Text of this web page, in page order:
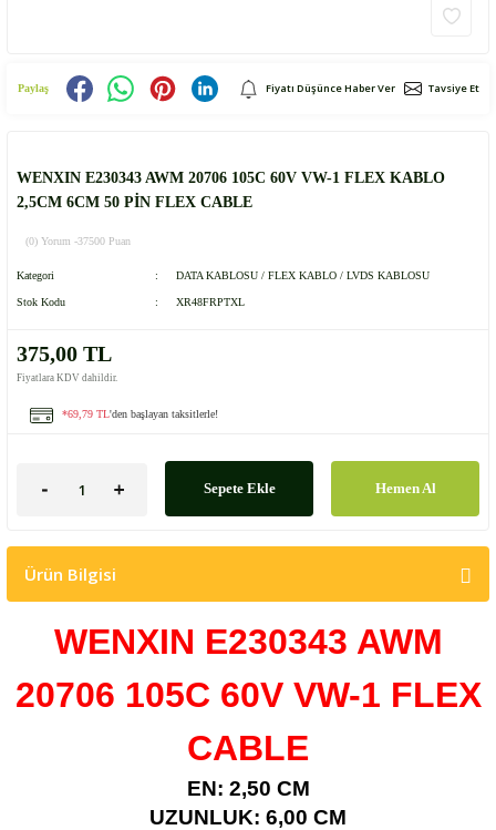
Paylaş Fiyatı Düşünce Haber Ver Tavsiye Et
WENXIN E230343 AWM 20706 105C 60V VW-1 FLEX KABLO
2,5CM 6CM 50 PİN FLEX CABLE
(0) Yorum -37500 Puan
Kategori DATA KABLOSU / FLEX KABLO / LVDS KABLOSU
Stok Kodu XR48FRPTXL
375,00 TL
Fiyatlara KDV dahildir.
*69,79 TL'den başlayan taksitlerle!
Sepete Ekle Hemen Al
Ürün Bilgisi
WENXIN E230343 AWM
20706 105C 60V VW-1 FLEX
CABLE
EN: 2,50 CM
UZUNLUK: 6,00 CM